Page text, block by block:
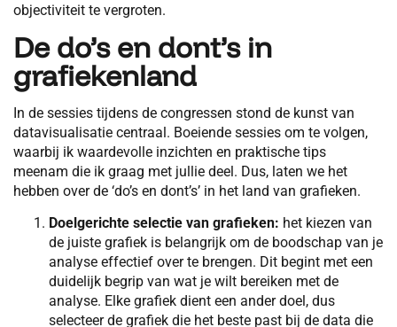
objectiviteit te vergroten.
De do’s en dont’s in
grafiekenland
In de sessies tijdens de congressen stond de kunst van
datavisualisatie centraal. Boeiende sessies om te volgen,
waarbij ik waardevolle inzichten en praktische tips
meenam die ik graag met jullie deel. Dus, laten we het
hebben over de ‘do’s en dont’s’ in het land van grafieken.
Doelgerichte selectie van grafieken: het kiezen van
de juiste grafiek is belangrijk om de boodschap van je
analyse effectief over te brengen. Dit begint met een
duidelijk begrip van wat je wilt bereiken met de
analyse. Elke grafiek dient een ander doel, dus
selecteer de grafiek die het beste past bij de data die